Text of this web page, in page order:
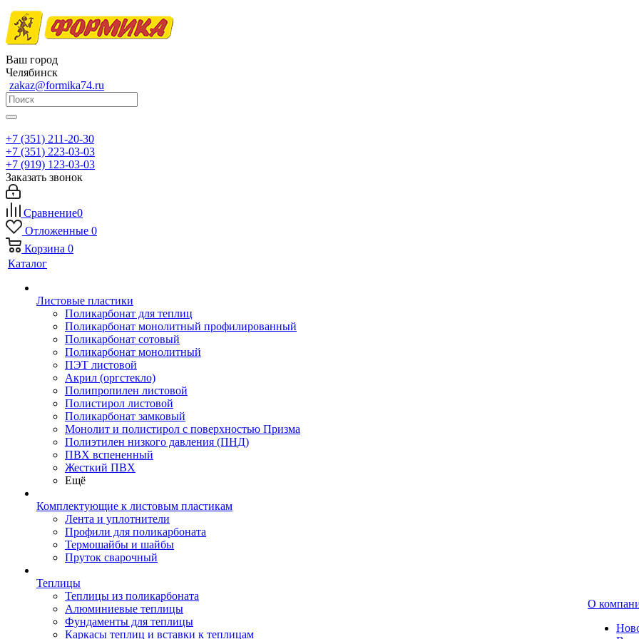
Ваш город
Челябинск
zakaz@formika74.ru
+7 (351) 211-20-30
+7 (351) 223-03-03
+7 (919) 123-03-03
Заказать звонок
Сравнение0
Отложенные 0
Корзина 0
Каталог
Листовые пластики
Поликарбонат для теплиц
Поликарбонат монолитный профилированный
Поликарбонат сотовый
Поликарбонат монолитный
ПЭТ листовой
Акрил (оргстекло)
Полипропилен листовой
Полистирол листовой
Поликарбонат замковый
Монолит и полистирол с поверхностью Призма
Полиэтилен низкого давления (ПНД)
ПВХ вспененный
Жесткий ПВХ
Ещё
Комплектующие к листовым пластикам
Лента и уплотнители
Профили для поликарбоната
Термошайбы и шайбы
Пруток сварочный
Теплицы
Теплицы из поликарбоната
Алюминиевые теплицы
Фундаменты для теплицы
Каркасы теплиц и вставки к теплицам
О